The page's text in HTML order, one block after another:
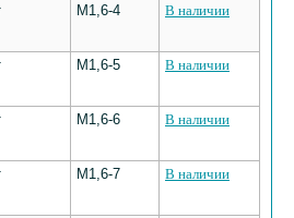
М1,6-4 В наличии
М1,6-5 В наличии
М1,6-6 В наличии
М1,6-7 В наличии